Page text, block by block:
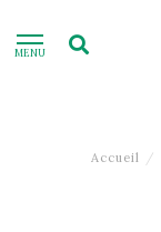
MENU
Accueil /